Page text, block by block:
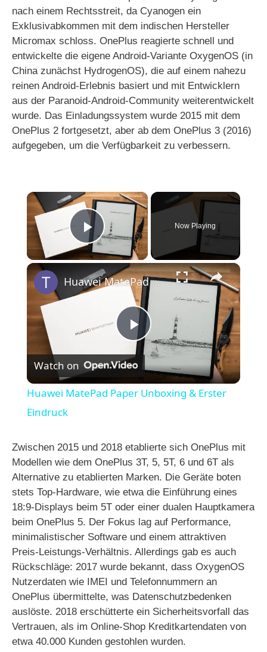
nach einem Rechtsstreit, da Cyanogen ein
Exklusivabkommen mit dem indischen Hersteller
Micromax schloss. OnePlus reagierte schnell und
entwickelte die eigene Android-Variante OxygenOS (in
China zunächst HydrogenOS), die auf einem nahezu
reinen Android-Erlebnis basiert und mit Entwicklern
aus der Paranoid-Android-Community weiterentwickelt
wurde. Das Einladungssystem wurde 2015 mit dem
OnePlus 2 fortgesetzt, aber ab dem OnePlus 3 (2016)
aufgegeben, um die Verfügbarkeit zu verbessern.
×
Play Video
Now Playing
×
P
y
V
i
d
e
o
Huawei MatePad Paper Unboxing & Erster Eindruck
Watch on
Huawei MatePad Paper Unboxing & Erster
Eindruck
Zwischen 2015 und 2018 etablierte sich OnePlus mit
Modellen wie dem OnePlus 3T, 5, 5T, 6 und 6T als
Alternative zu etablierten Marken. Die Geräte boten
stets Top-Hardware, wie etwa die Einführung eines
18:9-Displays beim 5T oder einer dualen Hauptkamera
beim OnePlus 5. Der Fokus lag auf Performance,
minimalistischer Software und einem attraktiven
Preis-Leistungs-Verhältnis. Allerdings gab es auch
Rückschläge: 2017 wurde bekannt, dass OxygenOS
Nutzerdaten wie IMEI und Telefonnummern an
OnePlus übermittelte, was Datenschutzbedenken
auslöste. 2018 erschütterte ein Sicherheitsvorfall das
Vertrauen, als im Online-Shop Kreditkartendaten von
etwa 40.000 Kunden gestohlen wurden.